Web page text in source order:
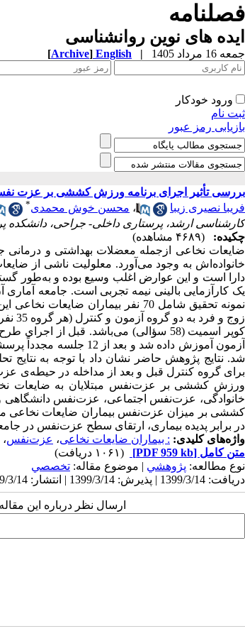
فصلنامه
ایده های نوین روانشناسی
جمعه 16 مرداد 1405 |
English
[Archive]
ورود خودکار
ثبت نام
بازیابی رمز عبور
بررسی تأثیر اجرای برنامه ورزش کششی بر عزت
فریبا نصیری زیبا
، محسن خوش محمدی*
کارشناسی ارشد، پرستاری داخلی- جراحی، دانشکده
چکیده:
(۴۶۸۹ مشاهده)
ضایعات نخاعی ازجمله معضلات بهداشتی و
خانواده‌اش به وجود می‌آورد. معلولیت ناشی از
دارا است و این عوارض اغلب وسیع بوده و به‌طور
یک کارآزمایی بالینی نیمه تجربی است. جامعه آماری
نمونه تحقیق شامل 70 نفر
زوج
کوپر اسمیت (58 سؤالی) می‌باشد. قبل
آزمون آموزش داده شد و بعد از 12 جلسه مجدداً پرسشنامه‌ها توسط هر دو گروه تکمیل شد. روش تحلیل داده‌ها
شد. نتایج پژوهش حاضر نشان داد با توجه به
برای گروه کنترل قبل و بعد از مداخله در حیطه‌ی
ورزش کششی بر عزت‌نفس مبتلایان به ضایعات
خانوادگی، عزت‌نفس اجتماعی، عزت‌نفس دانشگاهی
کششی بر میزان عزت‌نفس بیماران ضایعات نخاعی
در برابر پدیده بیماری، ارتقای سطح عزت‌نفس در
واژه‌های کلیدی: : بیماران ضایعات نخاعی، عزت‌نفس،
متن کامل [PDF 959 kb]
(۱۰۶۱ دریافت)
نوع مطالعه: پژوهشي | موضوع مقاله: تخصصي
دریافت: 1399/3/14 | پذیرش: 1399/3/14 | انتشار: 1399/3/14
ارسال نظر درباره این